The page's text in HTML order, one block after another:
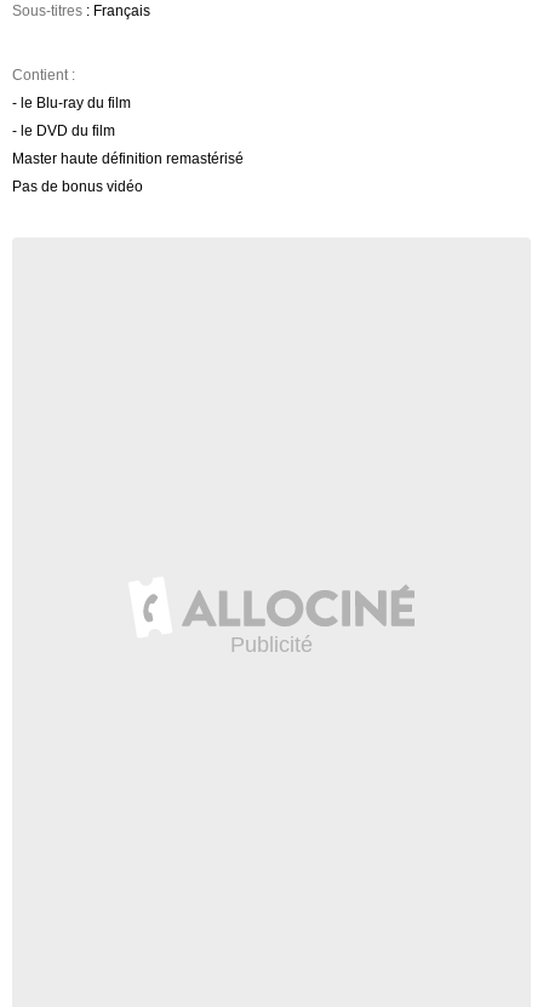
Sous-titres : Français
Contient :
- le Blu-ray du film
- le DVD du film
Master haute définition remastérisé
Pas de bonus vidéo